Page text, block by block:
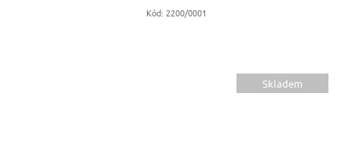
Kód: 2200/0001
Skladem